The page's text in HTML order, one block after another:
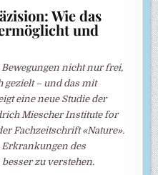
Wie das
und
nicht nur frei,
gezielt – und das mit
eine neue Studie der
Miescher Institute for
Fachzeitschrift «Nature».
Erkrankungen des
zu verstehen.